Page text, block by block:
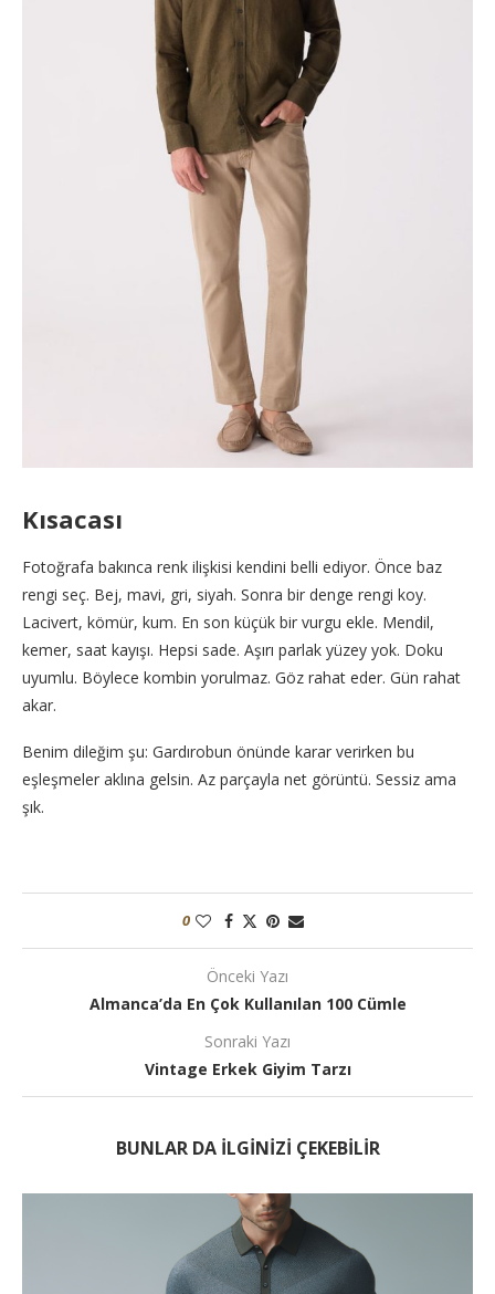
Kısacası
Fotoğrafa bakınca renk ilişkisi kendini belli ediyor. Önce baz
rengi seç. Bej, mavi, gri, siyah. Sonra bir denge rengi koy.
Lacivert, kömür, kum. En son küçük bir vurgu ekle. Mendil,
kemer, saat kayışı. Hepsi sade. Aşırı parlak yüzey yok. Doku
uyumlu. Böylece kombin yorulmaz. Göz rahat eder. Gün rahat
akar.
Benim dileğim şu: Gardırobun önünde karar verirken bu
eşleşmeler aklına gelsin. Az parçayla net görüntü. Sessiz ama
şık.
0
Önceki Yazı
Almanca’da En Çok Kullanılan 100 Cümle
Sonraki Yazı
Vintage Erkek Giyim Tarzı
BUNLAR DA ILGINIZI ÇEKEBILIR